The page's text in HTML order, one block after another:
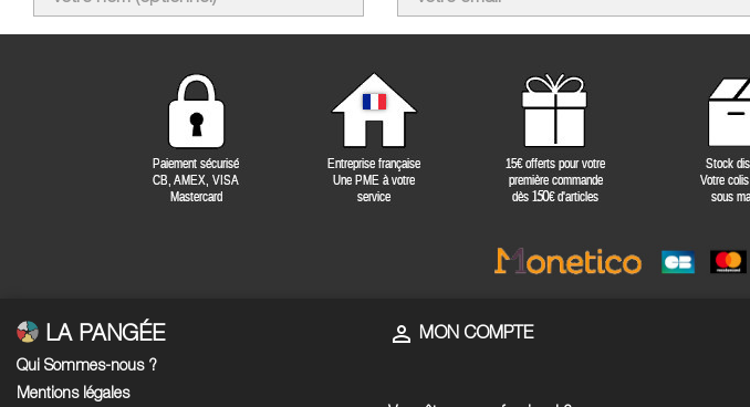
LA PANGÉE
Qui Sommes-nous ?
Mentions légales
 MON COMPTE